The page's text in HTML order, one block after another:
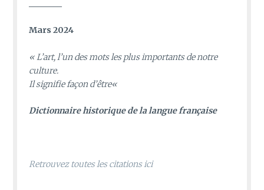
Mars 2024
«L’art, l’un des mots les plus importants de notre
culture.
Il signifie façon d’être«
Dictionnaire historique de la langue française
Retrouvez toutes les citations ici